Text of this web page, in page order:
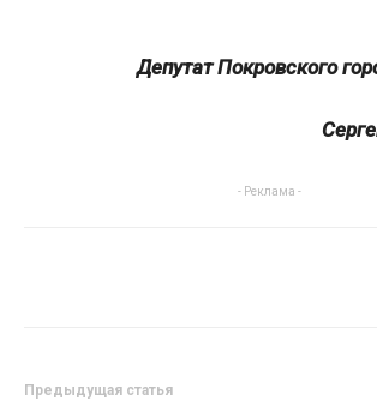
Депутат Покровского
- Реклама -
Предыдущая статья